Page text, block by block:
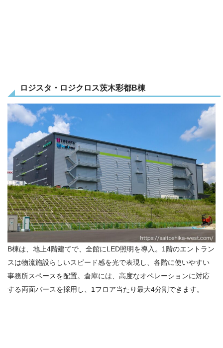
ロジスタ・ロジクロス茨木彩都B棟
B棟は、地上4階建てで、全館にLED照明を導入。 1階のエントラン
スは物流施設らしいスピード感を光で表現し、各階に使いやすい
事務所スペースを配置。倉庫には、高度なオペレーションに対応
する両面バースを採用し、 1 フロア当たり最大4分割できます。